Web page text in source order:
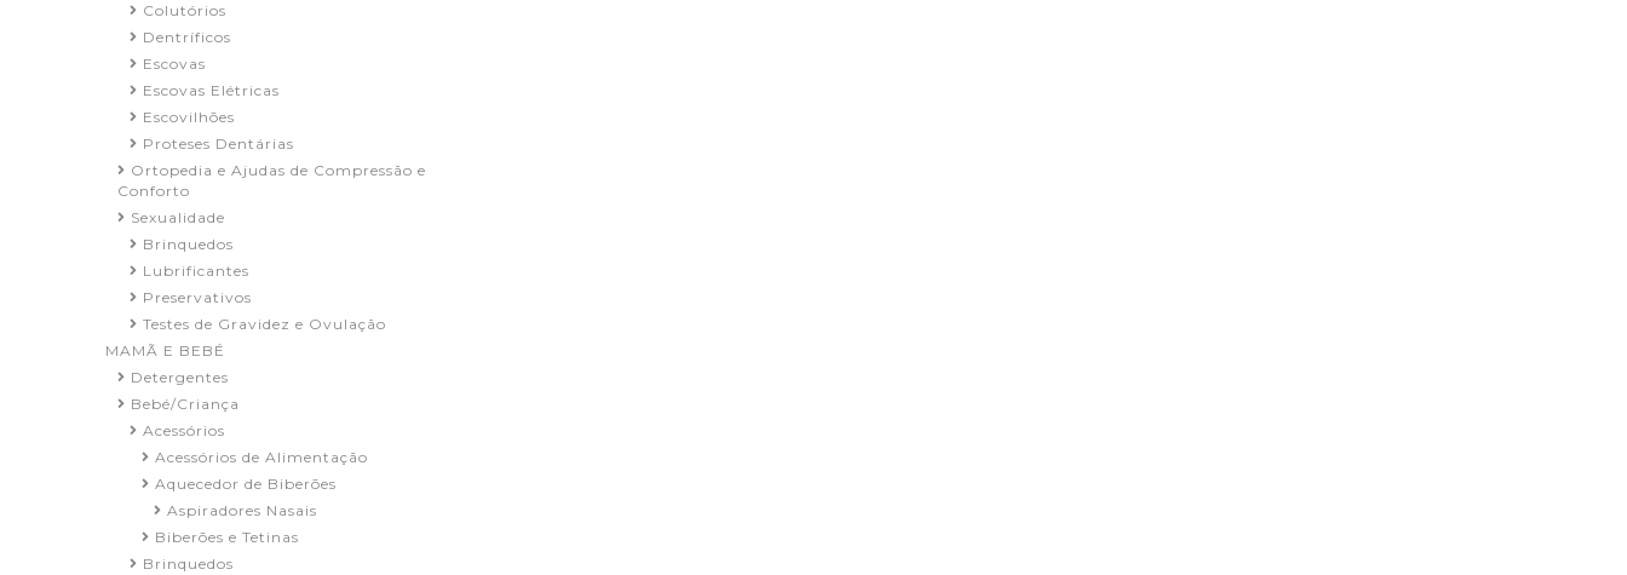
Colutórios
Dentríficos
Escovas
Escovas Elétricas
Escovilhões
Proteses Dentárias
Ortopedia e Ajudas de Compressão e
Conforto
Sexualidade
Brinquedos
Lubrificantes
Preservativos
Testes de Gravidez e Ovulação
MAMÃ E BEBÉ
Detergentes
Bebé/Criança
Acessórios
Acessórios de Alimentação
Aquecedor de Biberões
Aspiradores Nasais
Biberões e Tetinas
Brinquedos